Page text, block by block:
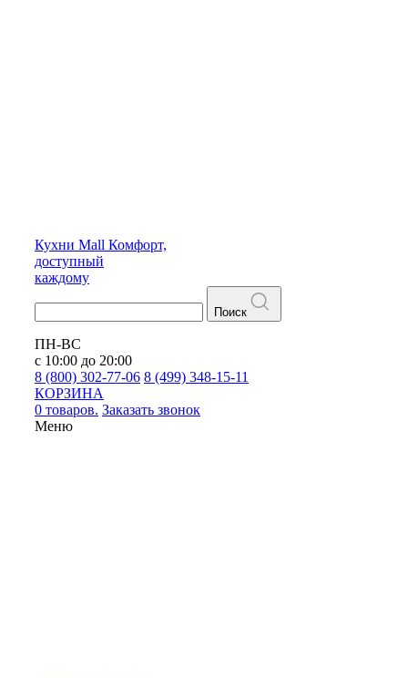
Кухни Mall Комфорт,
доступный
каждому
Поиск
ПН-ВС
с 10:00 до 20:00
8 (800) 302-77-06 8 (499) 348-15-11
КОРЗИНА
0 товаров. Заказать звонок
Меню